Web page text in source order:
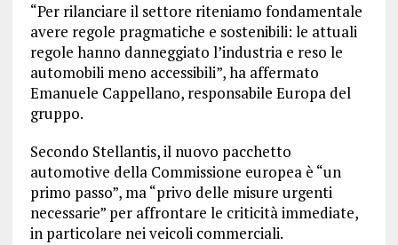
“Per rilanciare il settore riteniamo fondamentale
avere regole pragmatiche e sostenibili: le attuali
regole hanno danneggiato l’industria e reso le
automobili meno accessibili”, ha affermato
Emanuele Cappellano, responsabile Europa del
gruppo.
Secondo Stellantis, il nuovo pacchetto
automotive della Commissione europea è “un
primo passo”, ma “privo delle misure urgenti
necessarie” per affrontare le criticità immediate,
in particolare nei veicoli commerciali.